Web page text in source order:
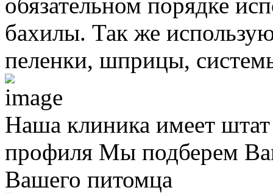
бахилы. Так же
пеленки, шприцы,
Наша клиника имеет
профиля Мы подберем
Вашего питомца